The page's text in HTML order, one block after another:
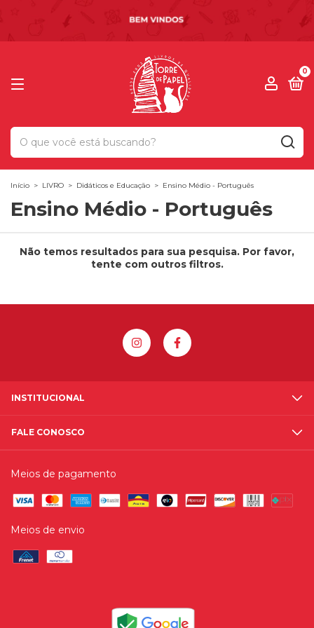
0
Início > LIVRO > Didáticos e Educação > Ensino Médio - Português
Ensino Médio - Português
Não temos resultados para sua pesquisa. Por favor,
tente com outros filtros.
INSTITUCIONAL
FALE CONOSCO
Meios de pagamento
Meios de envio